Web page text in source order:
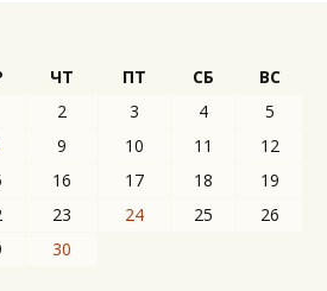
ЧТ ПТ СБ
ВС
2 3 4
5
9 10 11
12
16 17 18
19
23 24 25
26
30